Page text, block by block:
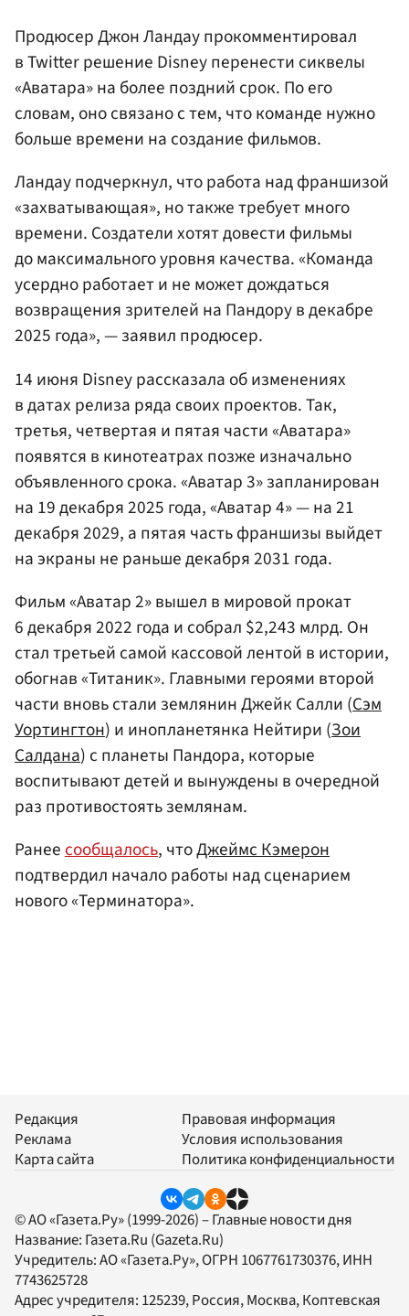
Продюсер Джон Ландау прокомментировал
в Twitter решение Disney перенести сиквелы
«Аватара» на более поздний срок. По его
словам, оно связано с тем, что команде нужно
больше времени на создание фильмов.
Ландау подчеркнул, что работа над франшизой
«захватывающая», но также требует много
времени. Создатели хотят довести фильмы
до максимального уровня качества. «Команда
усердно работает и не может дождаться
возвращения зрителей на Пандору в декабре
2025 года», — заявил продюсер.
14 июня Disney рассказала об изменениях
в датах релиза ряда своих проектов. Так,
третья, четвертая и пятая части «Аватара»
появятся в кинотеатрах позже изначально
объявленного срока. «Аватар 3» запланирован
на 19 декабря 2025 года, «Аватар 4» — на 21
декабря 2029, а пятая часть франшизы выйдет
на экраны не раньше декабря 2031 года.
Фильм «Аватар 2» вышел в мировой прокат
6 декабря 2022 года и собрал $2,243 млрд. Он
стал третьей самой кассовой лентой в истории,
обогнав «Титаник». Главными героями второй
части вновь стали землянин Джейк Салли (Сэм
Уортингтон) и инопланетянка Нейтири (Зои
Салдана) с планеты Пандора, которые
воспитывают детей и вынуждены в очередной
раз противостоять землянам.
Ранеесообщалось, чтоДжеймс Кэмерон
подтвердил начало работы над сценарием
нового «Терминатора».
Редакция
Реклама
Карта сайта
Правовая информация
Условия использования
Политика конфиденциальности
© АО «Газета.Ру» (1999-2026) – Главные новости дня
Название: Газета.Ru (Gazeta.Ru)
Учредитель:АО «Газета.Ру», ОГРН 1067761730376, ИНН
7743625728
Адрес учредителя: 125239, Россия, Москва, Коптевская